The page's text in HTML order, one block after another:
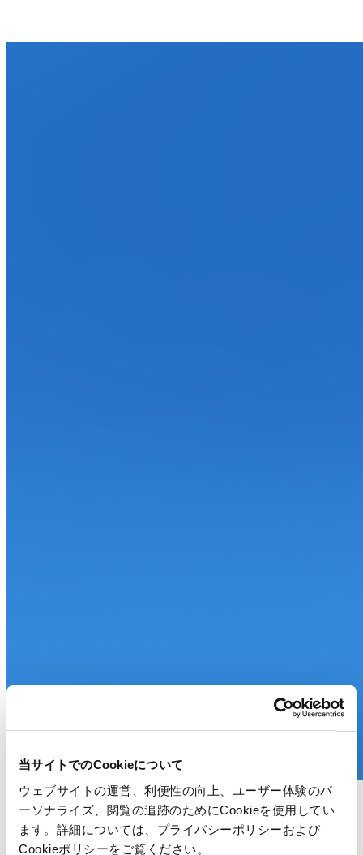
当サイトでのCookieについて
ウェブサイトの運営、利便性の向上、ユーザー体験のパ
ーソナライズ、閲覧の追跡のためにCookieを使用してい
ます。詳細については、プライバシーポリシーおよび
Cookieポリシーをご覧ください。
Whitepaper
次世代のPIM‐商品情報管理とは